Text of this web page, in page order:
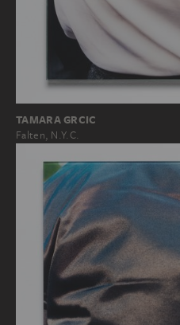
TAMARA GRCIC
Falten, N.Y.C.